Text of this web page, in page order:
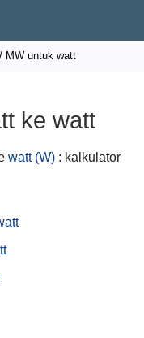
/ MW untuk watt
ke watt
watt (W) : kalkulator